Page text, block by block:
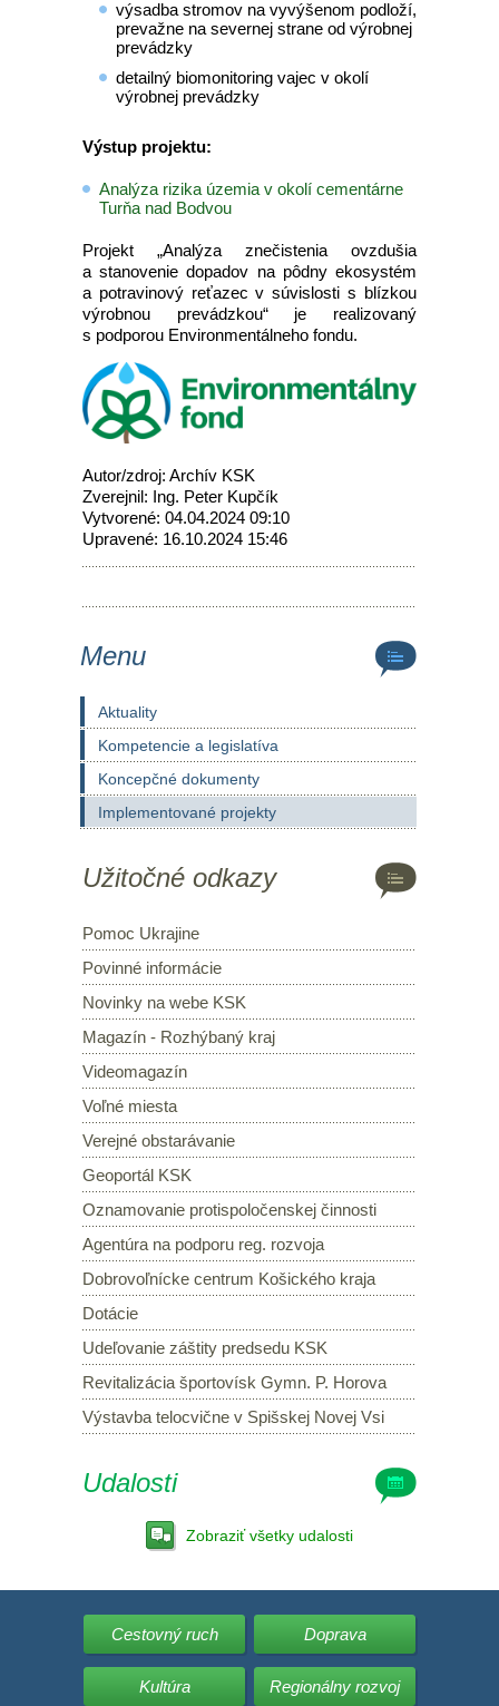
výsadba stromov na vyvýšenom podloží,
prevažne na severnej strane od výrobnej
prevádzky
detailný biomonitoring vajec v okolí
výrobnej prevádzky
Výstup projektu:
Analýza rizika územia v okolí cementárne
Turňa nad Bodvou
Projekt „Analýza znečistenia ovzdušia
a stanovenie dopadov na pôdny ekosystém
a potravinový reťazec v súvislosti s blízkou
výrobnou prevádzkou“ je realizovaný
s podporou Environmentálneho fondu.
Autor/zdroj: Archív KSK
Zverejnil: Ing. Peter Kupčík
Vytvorené: 04.04.2024 09:10
Upravené: 16.10.2024 15:46
Menu
Aktuality
Kompetencie a legislatíva
Koncepčné dokumenty
Implementované projekty
Užitočné odkazy
Pomoc Ukrajine
Povinné informácie
Novinky na webe KSK
Magazín - Rozhýbaný kraj
Videomagazín
Voľné miesta
Verejné obstarávanie
Geoportál KSK
Oznamovanie protispoločenskej činnosti
Agentúra na podporu reg. rozvoja
Dobrovoľnícke centrum Košického kraja
Dotácie
Udeľovanie záštity predsedu KSK
Revitalizácia športovísk Gymn. P. Horova
Výstavba telocvične v Spišskej Novej Vsi
Udalosti
Zobraziť všetky udalosti
Cestovný ruch Doprava
Kultúra Regionálny rozvoj